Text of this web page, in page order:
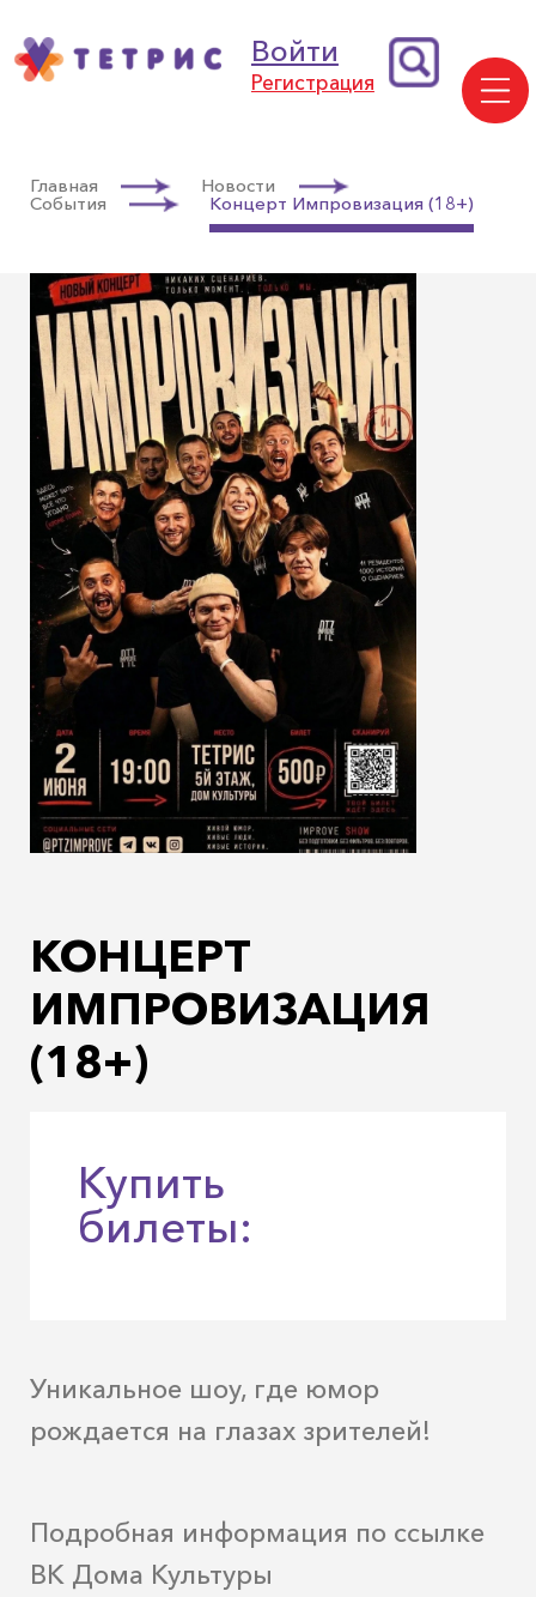
Войти
Регистрация
Главная
Новости
События
Концерт Импровизация (18+)
КОНЦЕРТ
ИМПРОВИЗАЦИЯ
(18+)
Купить
билеты:
Уникальное шоу, где юмор
рождается на глазах зрителей!
Подробная информация по ссылке
ВК Дома Культуры